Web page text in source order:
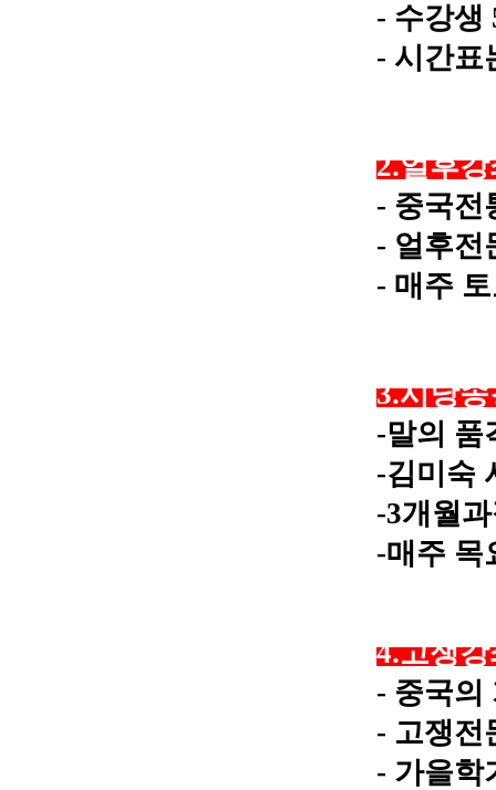
- 수강생
​- 시간표
​2.얼후강
​- 중국전
- 얼후전
- 매주
​3.시낭
​-말의 품
-김미숙
-3개월
​-매주 목
​4.고쟁강
​- 중국의
- 고쟁전
- 가을학